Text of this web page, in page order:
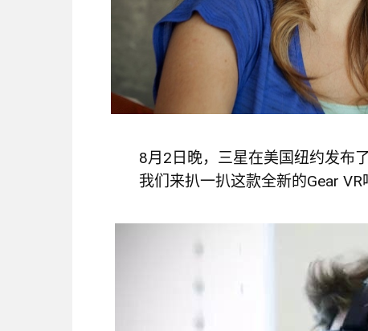
8月2日晚，三星在美国纽约发布
我们来扒一扒这款全新的Gear VR